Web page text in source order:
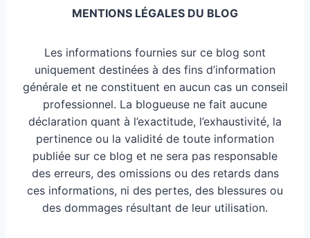
MENTIONS LÉGALES DU BLOG
Les informations fournies sur ce blog sont
uniquement destinées à des fins d’information
générale et ne constituent en aucun cas un conseil
professionnel. La blogueuse ne fait aucune
déclaration quant à l’exactitude, l’exhaustivité, la
pertinence ou la validité de toute information
publiée sur ce blog et ne sera pas responsable
des erreurs, des omissions ou des retards dans
ces informations, ni des pertes, des blessures ou
des dommages résultant de leur utilisation.